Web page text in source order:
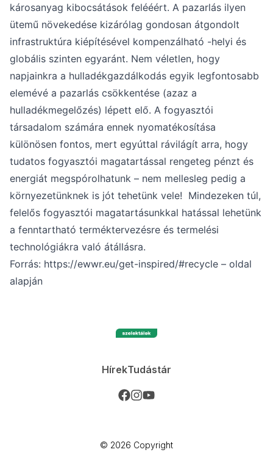
károsanyag kibocsátások felééért. A pazarlás ilyen
ütemű növekedése kizárólag gondosan átgondolt
infrastruktúra kiépítésével kompenzálható -helyi és
globális szinten egyaránt. Nem véletlen, hogy
napjainkra a hulladékgazdálkodás egyik legfontosabb
elemévé a pazarlás csökkentése (azaz a
hulladékmegelőzés) lépett elő. A fogyasztói
társadalom számára ennek nyomatékosítása
különösen fontos, mert egyúttal rávilágít arra, hogy
tudatos fogyasztói magatartással rengeteg pénzt és
energiát megspórolhatunk – nem mellesleg pedig a
környezetünknek is jót tehetünk vele! Mindezeken túl,
felelős fogyasztói magatartásunkkal hatással lehetünk
a fenntartható terméktervezésre és termelési
technológiákra való átállásra.
Forrás: https://ewwr.eu/get-inspired/#recycle – oldal
alapján
HírekTudástár
©️ 2026 Copyright